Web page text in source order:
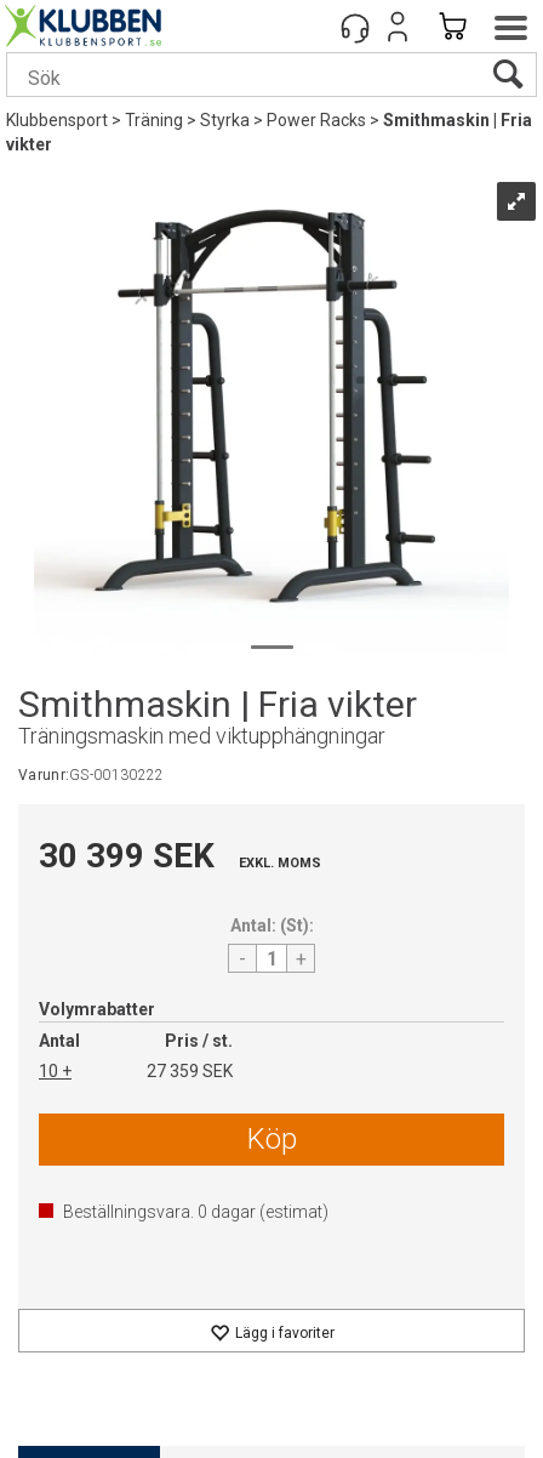
Klubbensport>Träning>Styrka>Power Racks>Smithmaskin | Fria
vikter
Smithmaskin | Fria vikter
Träningsmaskin med viktupphängningar
Varunr:GS-00130222
30 399 SEK EXKL. MOMS
Antal: (St):
- +
Volymrabatter
Antal
Pris / st.
10 +
27 359 SEK
Köp
Beställningsvara. 0 dagar (estimat)
Lägg i favoriter